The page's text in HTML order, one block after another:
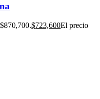
$723,600El precio